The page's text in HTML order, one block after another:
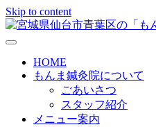
Skip to content
HOME
もんま鍼灸院について
ごあいさつ
スタッフ紹介
メニュー案内